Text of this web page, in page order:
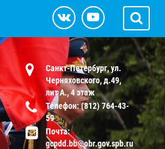
Санкт-Петербург, ул.
Черняховского, д.49,
лит А., 4 этаж
Телефон: (812) 764-43-
59
Почта:
gcpdd.bb@obr.gov.spb.ru